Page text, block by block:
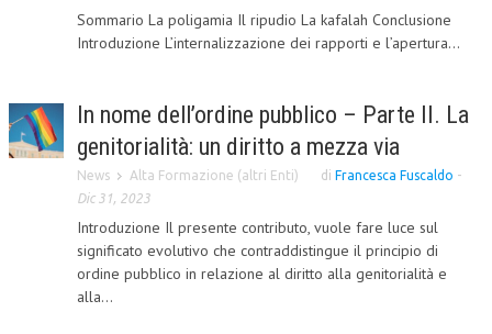
CIVILE
PENALE
NEWS
ARCHIVIO EVENTI (FINO AL 2022)
PUBBLICAZIONI
Sommario La poligamia Il ripudio La kafalah Conclusione
Introduzione L’internalizzazione dei rapporti e l’apertura...
In nome dell’ordine pubblico – Parte II. La
genitorialità: un diritto a mezza via
News Alta Formazione (altri Enti) di Francesca Fuscaldo -
Dic 31, 2023
Introduzione Il presente contributo, vuole fare luce sul
significato evolutivo che contraddistingue il principio di
ordine pubblico in relazione al diritto alla genitorialità e
alla...